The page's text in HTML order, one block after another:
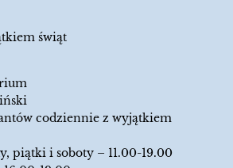
świąt
codziennie z wyjątkiem
piątki i soboty – 11.00-19.00